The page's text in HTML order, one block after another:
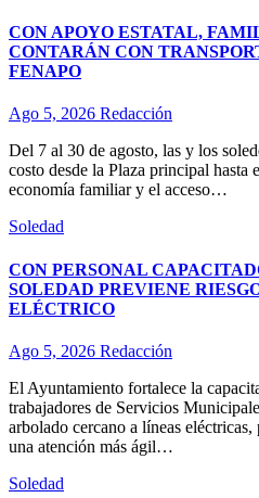
CON APOYO ESTATAL,
CONTARÁN CON
FENAPO
Ago 5, 2026 Redacción
Del 7 al 30 de agosto, las y los
costo desde la Plaza principal
economía familiar y el acceso…
Soledad
CON PERSONAL
SOLEDAD PREVIENE
ELÉCTRICO
Ago 5, 2026 Redacción
El Ayuntamiento fortalece la
trabajadores de Servicios
arbolado cercano a líneas
una atención más ágil…
Soledad